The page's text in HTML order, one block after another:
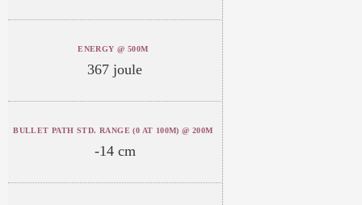
ENERGY @ 500M
367 joule
BULLET PATH STD. RANGE (0 AT 100M) @ 200M
-14 cm